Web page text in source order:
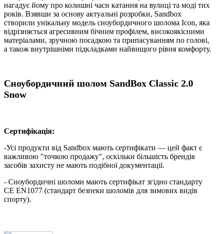
нагадує йому про колишні часи катання на вулиці та моді тих
років. Взявши за основу актуальні розробки, Sandbox
створили унікальну модель сноубордичного шолома Icon, яка
відрізняється агресивним бічним профілем, високоякісними
матеріалами, зручною посадкою та припасуванням по голові,
а також внутрішніми підкладками найвищого рівня комфорту.
Сноубордичний шолом SandBox Classic 2.0
Snow
Сертифікація:
-Усі продукти від Sandbox мають сертифікати — цей факт є
важливою "точкою продажу", оскільки більшість брендів
засобів захисту не мають подібної документації.
- Сноубордичні шоломи мають сертифікат згідно стандарту
CE EN1077 (стандарт безпеки шоломів для зимових видів
спорту).